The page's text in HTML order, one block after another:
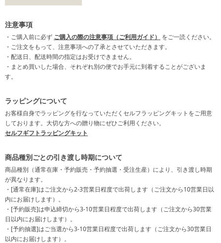
注意事項
・ご購入前に必ず ご購入の際の注意事項（ご利用ガイド）
をご一読ください。
・ご注文をもって、注意事項への了承とさせていただきます。
・配送日、配送時間の指定はお受けできません。
・まとめ買いした場合、それぞれ別の便でお手元に到着することがございま
す。
ラッピングについて
お客様自身でラッピングを行なっていただくセルフラッピングキットをご用意
しております。大切な方への贈り物にぜひご利用ください。
セルフギフトラッピングキット
商品種別ごとの引き渡し時期について
商品種別（通常在庫・予約販売・予約抽選・受注生産）により、引き渡し時期
が異なります。
・[通常在庫]はご注文から2-3営業日程度で出荷します（ご注文から10営業日以
内にお届けします）。
・[予約販売]は申込締切から3-10営業日程度で出荷します（ご注文から30営業
日以内にお届けします）。
・[予約抽選]はご当選から3-10営業日程度で出荷します（ご注文から30営業日
以内にお届けします）。